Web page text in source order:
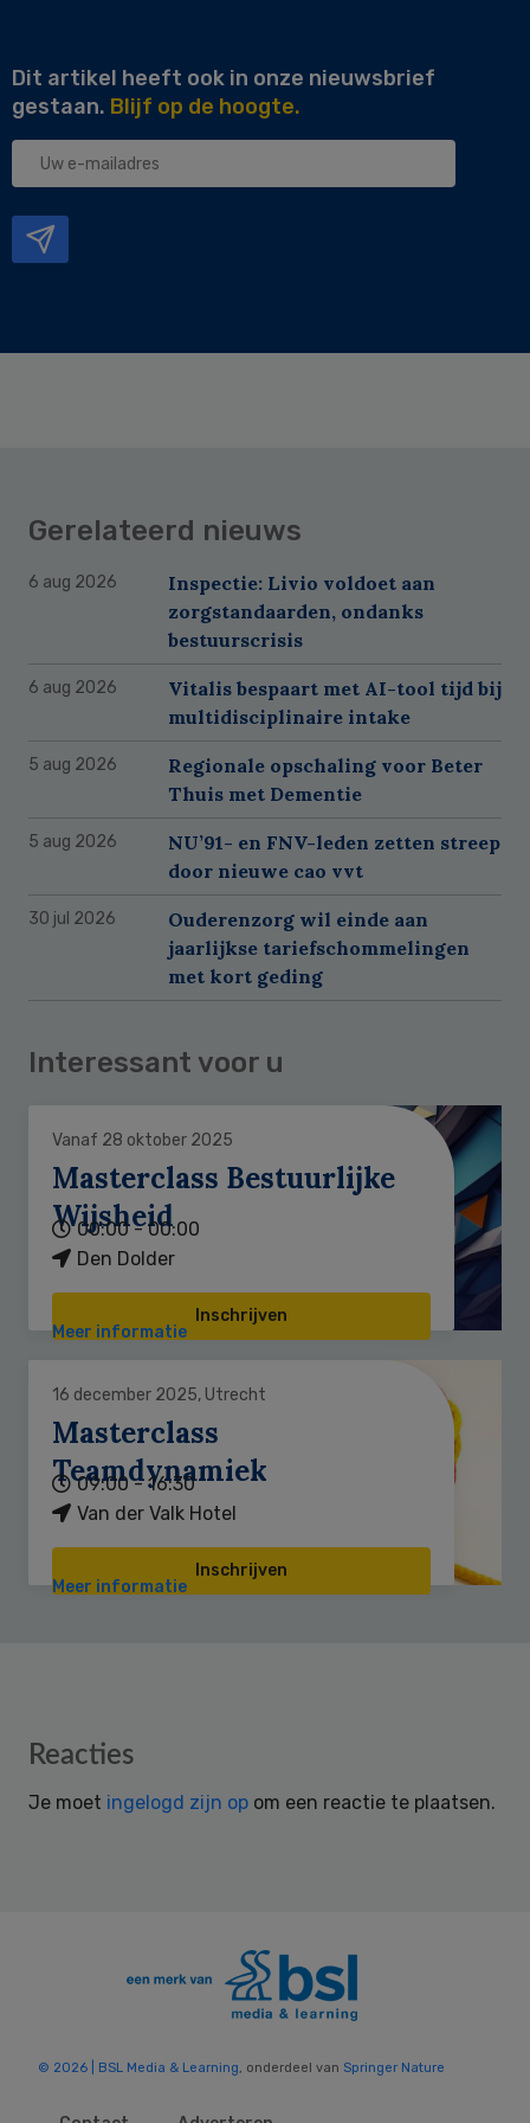
Dit artikel heeft ook in onze nieuwsbrief
gestaan. Blijf op de hoogte.
Uw
Gerelateerd nieuws
6 aug 2026
Inspectie: Livio voldoet aan
zorgstandaarden, ondanks
bestuurscrisis
6 aug 2026
Vitalis bespaart met AI-tool tijd bij
multidisciplinaire intake
5 aug 2026
Regionale opschaling voor Beter
Thuis met Dementie
5 aug 2026
NU’91- en FNV-leden zetten streep
door nieuwe cao vvt
30 jul 2026
Ouderenzorg wil einde aan
jaarlijkse tariefschommelingen
met kort geding
Interessant voor u
Vanaf 28 oktober 2025
Masterclass Bestuurlijke
Wijsheid
00:00 - 00:00
Den Dolder
Inschrijven
Meer informatie
16 december 2025, Utrecht
Masterclass
Teamdynamiek
09:00 - 16:30
Van der Valk Hotel
Inschrijven
Meer informatie
Reader
Reacties
Je moet ingelogd zijn op om een reactie te plaatsen.
© 2026 | BSL Media & Learning, onderdeel van Springer Nature